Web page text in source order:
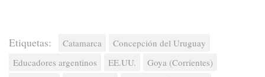
Etiquetas: Catamarca
Concepción del Uruguay
Educadores argentinos
EE.UU.
Goya (Corrientes)